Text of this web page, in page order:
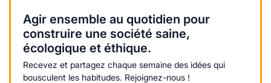
Agir ensemble au quotidien pour
construire une société saine,
écologique et éthique.
Recevez et partagez chaque semaine des idées qui
bousculent les habitudes. Rejoignez-nous !